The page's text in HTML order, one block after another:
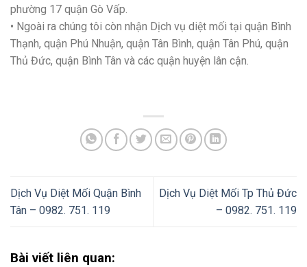
phường 17 quận Gò Vấp.
• Ngoài ra chúng tôi còn nhận Dịch vụ diệt mối tại quận Bình
Thạnh, quận Phú Nhuận, quận Tân Bình, quận Tân Phú, quận
Thủ Đức, quận Bình Tân và các quận huyện lân cận.
Dịch Vụ Diệt Mối Quận Bình
Tân – 0982. 751. 119
Dịch Vụ Diệt Mối Tp Thủ Đức
– 0982. 751. 119
Bài viết liên quan: